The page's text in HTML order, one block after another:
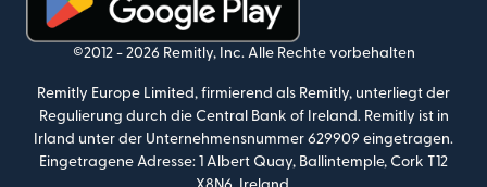
(wird in einem neuen Fenster geöffnet)
©2012 - 2026 Remitly, Inc. Alle Rechte vorbehalten
Remitly Europe Limited, firmierend als Remitly, unterliegt der
Regulierung durch die Central Bank of Ireland. Remitly ist in
Irland unter der Unternehmensnummer 629909 eingetragen.
Eingetragene Adresse: 1 Albert Quay, Ballintemple, Cork T12